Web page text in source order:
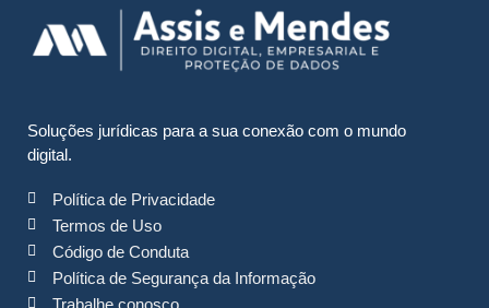
Soluções jurídicas para a sua conexão com o mundo
digital.
Política de Privacidade
Termos de Uso
Código de Conduta
Política de Segurança da Informação
Trabalhe conosco